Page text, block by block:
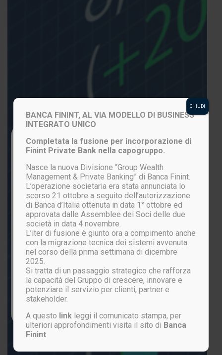
Login to your account
ACCEDI
Password persa?
Non sei ancora registrato?
BANCA FININT, AL VIA MODELLO DI BUSINESS
INTEGRATO UNICO
Completata la fusione per incorporazione di
Finint Private Bank nella capogruppo.
Nasce la nuova Divisione “Group Wealth
Management & Private Banking” di Banca Finint.
L’operazione societaria era stata annunciata lo
scorso 21 ottobre a seguito dell’autorizzazione
di Banca d’Italia ottenuta in data 1° ottobre ed
approvata dalle Assemblee dei Soci delle due
società in data 4 novembre.
L’iter di fusione è giunto ora a compimento anche
con la migrazione tecnica dei sistemi avvenuta
nel corso della prima settimana di dicembre
2025.
Si tratta di un passaggio strategico che rafforza
la capacità del Gruppo di crescere, innovare e
potenziare il servizio per clienti, partner e
stakeholder.
A questo link leggi il comunicato stampa, per
ulteriori approfondimenti visita il sito di Banca
Finint
CHIUDI